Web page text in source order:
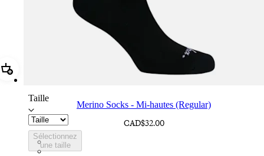
Ajouter Merino Socks - Mi-hautes (Regular)
Taille
Sélectionnez
une taille
Merino Socks - Mi-hautes (Regular)
CAD$32.00
SCK05RGBLW
SCK05RGGRO